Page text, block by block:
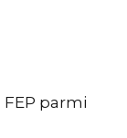
FEP parmi